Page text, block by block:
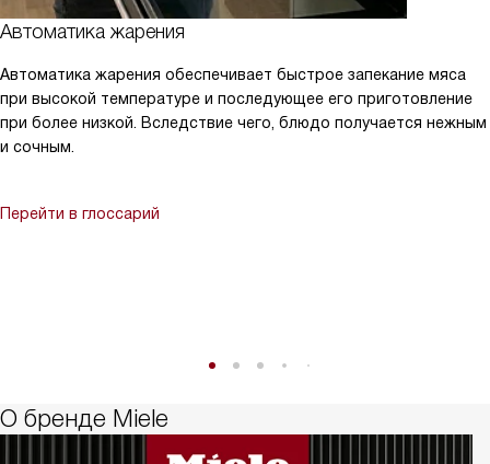
Автоматика жарения
Автоматика жарения обеспечивает быстрое запекание мяса
при высокой температуре и последующее его приготовление
при более низкой. Вследствие чего, блюдо получается нежным
и сочным.
Перейти в глоссарий
О бренде Miele